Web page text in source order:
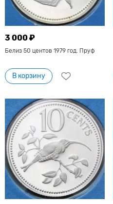
3 000 ₽
Белиз 50 центов 1979 год. Пруф
В корзину